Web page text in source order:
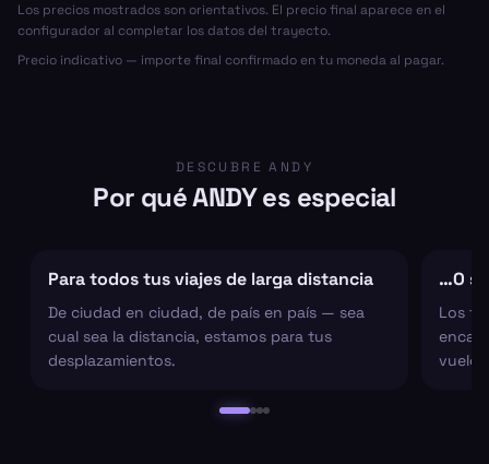
Los precios mostrados son orientativos. El precio final aparece en el
configurador al completar los datos del trayecto.
Precio indicativo — importe final confirmado en tu moneda al pagar.
DESCUBRE ANDY
Por qué ANDY es especial
Para todos tus viajes de larga distancia
De ciudad en ciudad, de país en país — sea
cual sea la distancia, estamos para tus
desplazamientos.
…O
Los
vuelo